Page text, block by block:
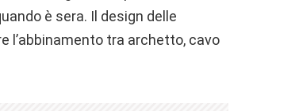
è sera. Il design delle
l’abbinamento tra archetto, cavo